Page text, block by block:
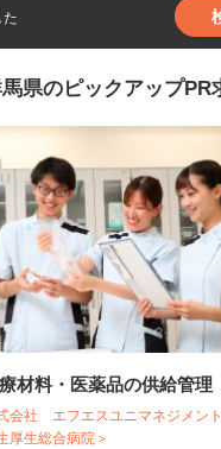
た
県のピックアップPR
材料・医薬品の供給管理
会社 エフエスユニマネジメン
厚生総合病院＞